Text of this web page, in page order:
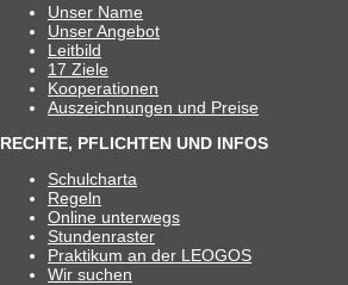
Unser Name
Unser Ange­bot
Leit­bild
17 Ziele
Koope­ra­tio­nen
Aus­zeich­nun­gen und Preise
RECHTE, PFLICHTEN UND INFOS
Schul­charta
Regeln
Online unter­wegs
Stun­den­ras­ter
Prak­ti­kum an der LEOGOS
Wir suchen